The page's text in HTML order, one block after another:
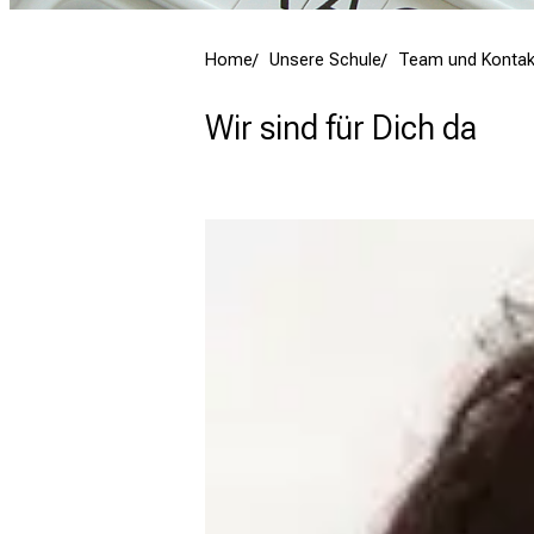
Home Unsere Schule Team und
Wir sind für Dich da